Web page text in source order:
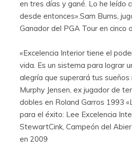
en tres días y gané. Lo he leído
desde entonces».Sam Burns,
Ganador del PGA Tour en cinco
«Excelencia Interior tiene el
vida. Es un sistema para lograr
alegría que superará tus sueños
Murphy Jensen, ex jugador de
dobles en Roland Garros 1993
para el éxito: Lee Excelencia
StewartCink, Campeón del
en 2009